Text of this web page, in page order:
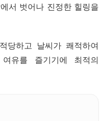
서 벗어나 진정한 힐링을
당하고 날씨가 쾌적하여
유를 즐기기에 최적의